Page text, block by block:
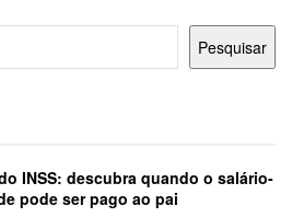
Pesquisar
INSS: descubra quando o salário-
pode ser pago ao pai